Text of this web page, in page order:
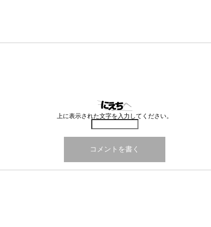
上に表示された文字を入力してください。